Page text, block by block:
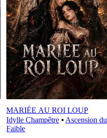
MARIÉE AU ROI LOUP
Idylle Champêtre ⦁ Ascension du
Faible